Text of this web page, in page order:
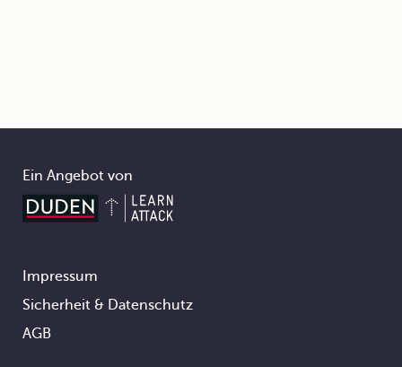
Ein Angebot von
Footer
Impressum
Sicherheit & Datenschutz
AGB